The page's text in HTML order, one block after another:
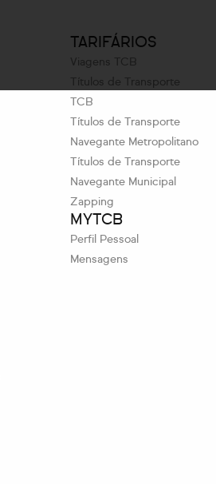
TARIFÁRIOS
Viagens TCB
Títulos de Transporte
TCB
Títulos de Transporte
Navegante Metropolitano
Títulos de Transporte
Navegante Municipal
Zapping
MYTCB
Perfil Pessoal
Mensagens